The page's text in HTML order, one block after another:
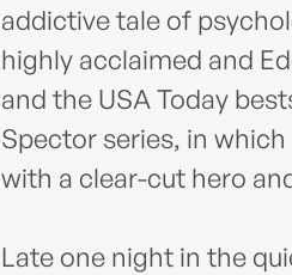
addictive tale of
highly acclaimed and
and the USA Today
Spector series, in
with a clear-cut hero
Late one night in the